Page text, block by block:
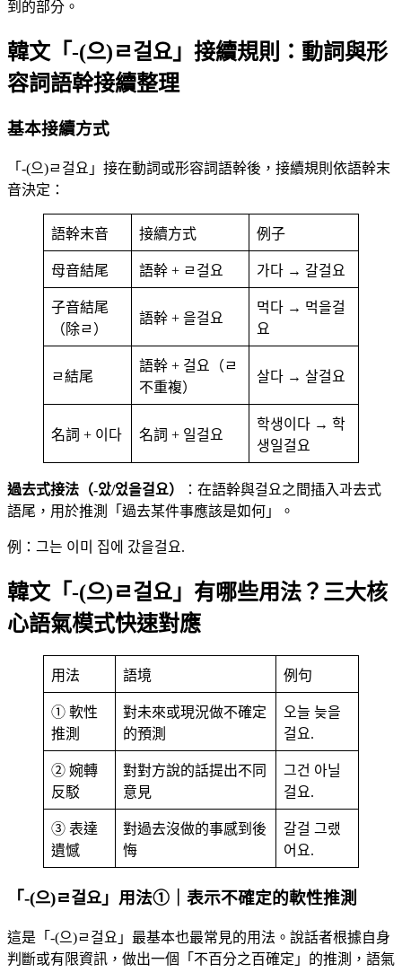
到的部分。
韓文「-(으)ㄹ걸요」接續規則：動詞與形
容詞語幹接續整理
基本接續方式
「-(으)ㄹ걸요」接在動詞或形容詞語幹後，接續規則依語幹末
音決定：
語幹末音 接續方式 例子
母音結尾 語幹 + ㄹ걸요 가다 → 갈걸요
子音結尾
（除ㄹ）
語幹 + 을걸요
먹다 → 먹을걸
요
ㄹ結尾
語幹 + 걸요（ㄹ
不重複）
살다 → 살걸요
名詞 + 이다 名詞 + 일걸요
학생이다 → 학
생일걸요
過去式接法（-았/었을걸요）
：在語幹與걸요之間插入과去式
語尾，用於推測「過去某件事應該是如何」。
例：그는 이미 집에 갔을걸요.
韓文「-(으)ㄹ걸요」有哪些用法？三大核
心語氣模式快速對應
用法 語境 例句
① 軟性
推測
對未來或現況做不確定
的預測
오늘 늦을
걸요.
② 婉轉
反駁
對對方說的話提出不同
意見
그건 아닐
걸요.
③ 表達
遺憾
對過去沒做的事感到後
悔
갈걸 그랬
어요.
「-(으)ㄹ걸요」用法①｜表示不確定的軟性推測
這是「-(으)ㄹ걸요」最基本也最常見的用法。說話者根據自身
判斷或有限資訊，做出一個「不百分之百確定」的推測，語氣